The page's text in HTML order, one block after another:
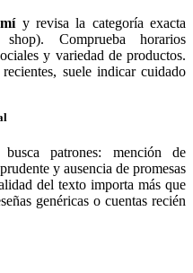
y revisa la categoría exacta
Comprueba horarios
y variedad de productos.
suele indicar cuidado
patrones: mención de
y ausencia de promesas
del texto importa más que
genéricas o cuentas recién